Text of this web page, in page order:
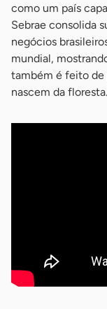
como um país
Sebrae consolida
negócios
mundial,
também é feito de
nascem da floresta.